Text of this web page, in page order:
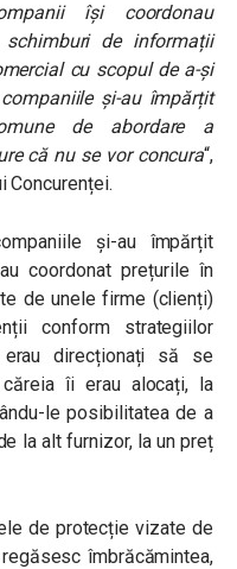
își coordonau
de informații
cu scopul de a-și
și-au împărțit
de abordare a
că nu se vor concura“,
Concurenței.
și-au împărțit
coordonat prețurile în
de unele firme (clienți)
conform strategiilor
direcționați să se
îi erau alocați, la
le posibilitatea de a
la alt furnizor, la un preț
de protecție vizate de
îmbrăcămintea,